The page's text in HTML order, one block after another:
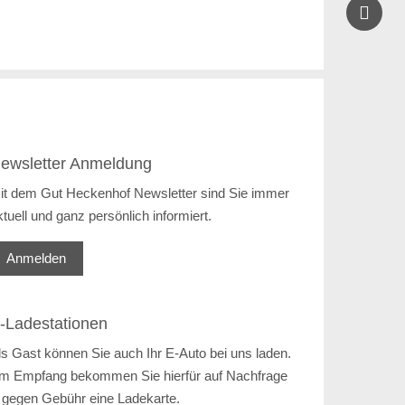
Anmeldung
dem Gut Heckenhof Newsletter sind Sie immer
und ganz persönlich informiert.
Anmelden
Ladestationen
Gast können Sie auch Ihr E-Auto bei uns laden.
Empfang bekommen Sie hierfür auf Nachfrage
Gebühr eine Ladekarte.
